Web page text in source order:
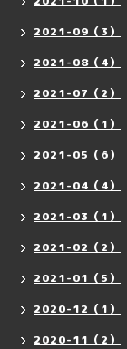
2021-09（3）
2021-08（4）
2021-07（2）
2021-06（1）
2021-05（6）
2021-04（4）
2021-03（1）
2021-02（2）
2021-01（5）
2020-12（1）
2020-11（2）